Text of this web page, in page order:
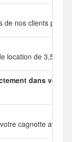
nos clients
location de 3,50
dans votre
cagnotte avec